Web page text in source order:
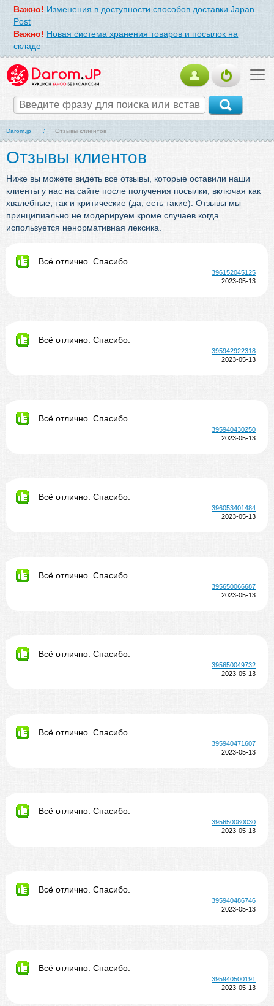
Важно! Изменения в доступности способов доставки Japan
Post
Важно! Новая система хранения товаров и посылок на
складе
Darom.jp Отзывы клиентов
Отзывы клиентов
Ниже вы можете видеть все отзывы, которые оставили наши
клиенты у нас на сайте после получения посылки, включая как
хвалебные, так и критические (да, есть такие). Отзывы мы
принципиально не модерируем кроме случаев когда
используется ненормативная лексика.
Всё отлично. Спасибо.
396152045125
2023-05-13
Всё отлично. Спасибо.
395942922318
2023-05-13
Всё отлично. Спасибо.
395940430250
2023-05-13
Всё отлично. Спасибо.
396053401484
2023-05-13
Всё отлично. Спасибо.
395650066687
2023-05-13
Всё отлично. Спасибо.
395650049732
2023-05-13
Всё отлично. Спасибо.
395940471607
2023-05-13
Всё отлично. Спасибо.
395650080030
2023-05-13
Всё отлично. Спасибо.
395940486746
2023-05-13
Всё отлично. Спасибо.
395940500191
2023-05-13